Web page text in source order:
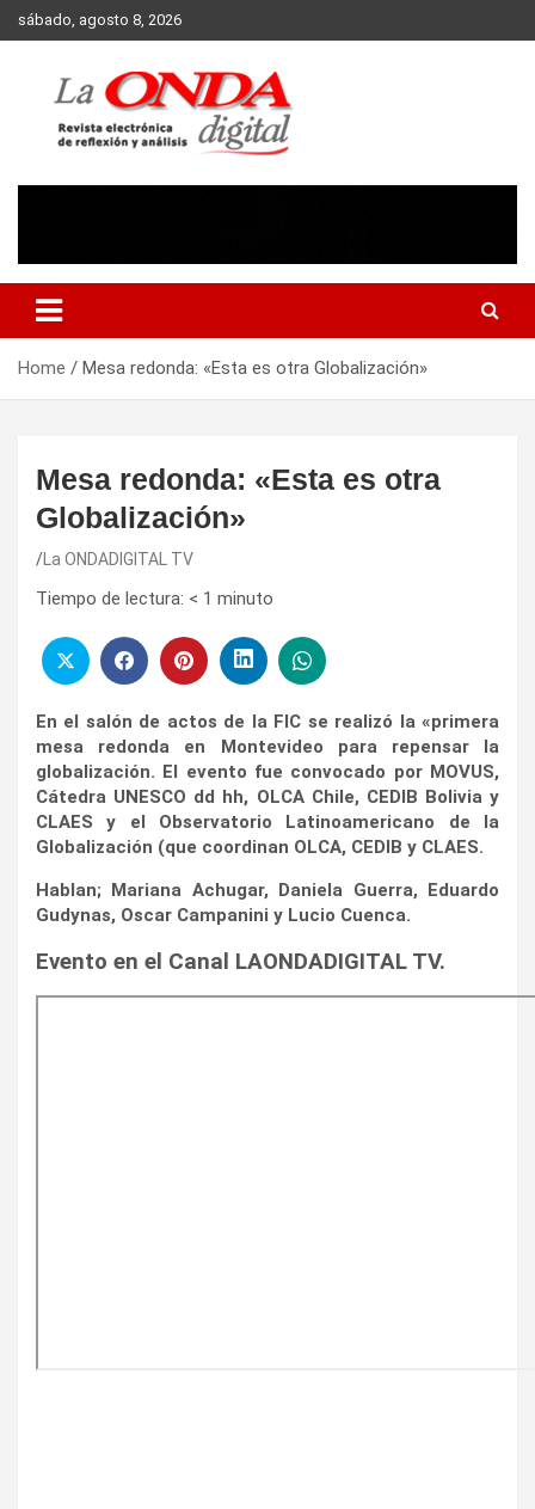
Skip
to
sábado, agosto 8, 2026
Home Mesa redonda: «Esta es otra Globalización»
Mesa redonda: «Esta es otra
Globalización»
La ONDADIGITAL TV
Tiempo de lectura: < 1 minuto
En el salón de actos de la FIC se realizó la «primera
mesa redonda en Montevideo para repensar la
globalización. El evento fue convocado por MOVUS,
Cátedra UNESCO dd hh, OLCA Chile, CEDIB Bolivia y
CLAES y el Observatorio Latinoamericano de la
Globalización (que coordinan OLCA, CEDIB y CLAES.
Hablan; Mariana Achugar, Daniela Guerra, Eduardo
Gudynas, Oscar Campanini y Lucio Cuenca.
Evento en el Canal LAONDADIGITAL TV.